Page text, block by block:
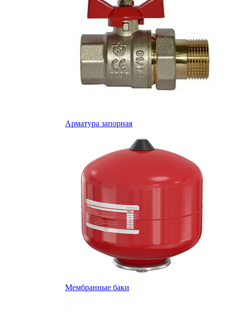
Арматура запорная
Мембранные баки